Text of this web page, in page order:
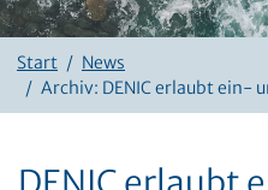
Start
News
Archiv: DENIC erlaubt ein-